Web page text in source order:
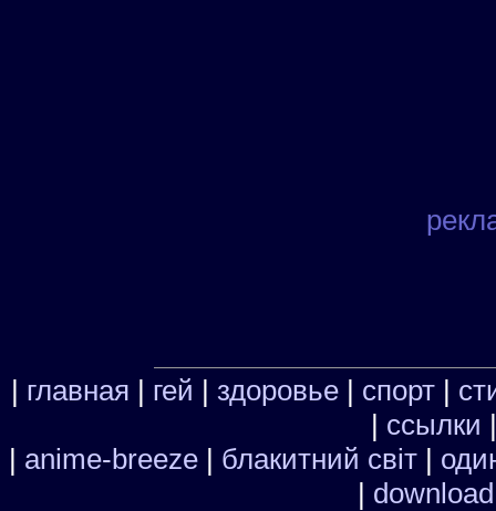
| главная | гей | здоровье | спорт |
| ссылки
| anime-breeze | блакитний свiт |
| download